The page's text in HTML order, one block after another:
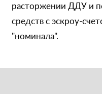
расторжении ДДУ и
средств с эскроу-
"номинала".